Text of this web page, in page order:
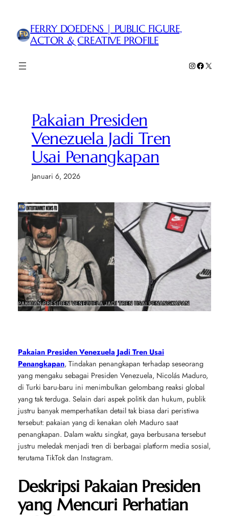
konten
FERRY DOEDENS | PUBLIC FIGURE,
ACTOR & CREATIVE PROFILE
Instagram
Facebook
X
Pakaian Presiden
Venezuela Jadi Tren
Usai Penangkapan
Januari 6, 2026
Pakaian Presiden Venezuela Jadi Tren Usai
Penangkapan, Tindakan penangkapan terhadap seseorang
yang mengaku sebagai Presiden Venezuela, Nicolás Maduro,
di Turki baru-baru ini menimbulkan gelombang reaksi global
yang tak terduga. Selain dari aspek politik dan hukum, publik
justru banyak memperhatikan detail tak biasa dari peristiwa
tersebut: pakaian yang di kenakan oleh Maduro saat
penangkapan. Dalam waktu singkat, gaya berbusana tersebut
justru meledak menjadi tren di berbagai platform media sosial,
terutama TikTok dan Instagram.
Deskripsi Pakaian Presiden
yang Mencuri Perhatian